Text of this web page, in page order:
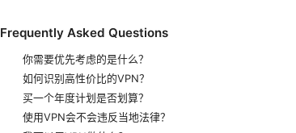
Frequently Asked Questions
你需要优先考虑的是什么？
如何识别高性价比的VPN？
买一个年度计划是否划算？
使用VPN会不会违反当地法律？